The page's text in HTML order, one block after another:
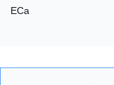
ECa